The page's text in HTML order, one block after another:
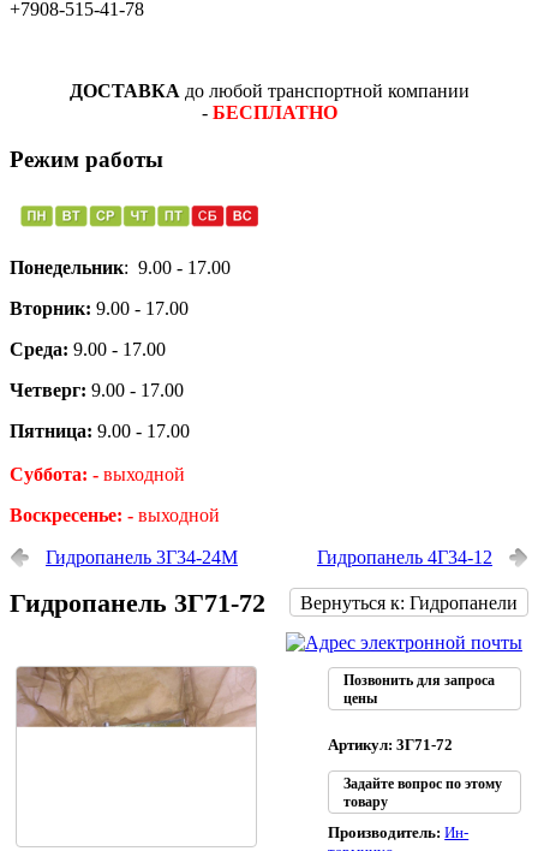
+7908-515-41-78
ДОСТАВКА до любой транспортной компании
- БЕСПЛАТНО
Режим работы
Понедельник: 9.00 - 17.00
Вторник: 9.00 - 17.00
Среда: 9.00 - 17.00
Четверг: 9.00 - 17.00
Пятница: 9.00 - 17.00
Суббота: - выходной
Воскресенье: - выходной
Гидропанель 3Г34-24М Гидропанель 4Г34-12
Вернуться к: Гидропанели
Гидропанель 3Г71-72
Позвонить для запроса
цены
Артикул: 3Г71-72
Задайте вопрос по этому
товару
Производитель:Ин-